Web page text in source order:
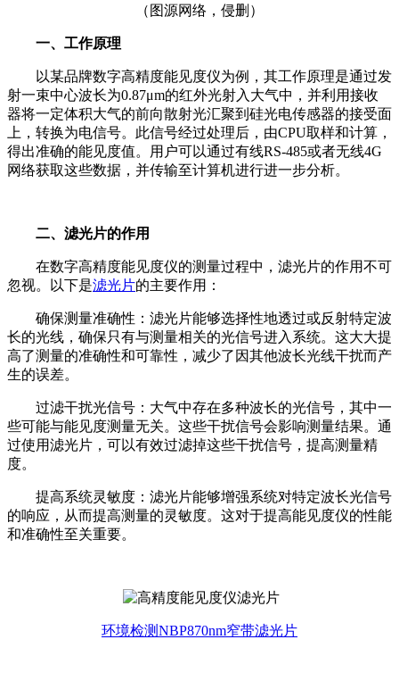
（图源网络，侵删）
一、工作原理
以某品牌数字高精度能见度仪为例，其工作原理是通过发
射一束中心波长为0.87μm的红外光射入大气中，并利用接收
器将一定体积大气的前向散射光汇聚到硅光电传感器的接受面
上，转换为电信号。此信号经过处理后，由CPU取样和计算，
得出准确的能见度值。用户可以通过有线RS-485或者无线4G
网络获取这些数据，并传输至计算机进行进一步分析。
二、滤光片的作用
在数字高精度能见度仪的测量过程中，滤光片的作用不可
忽视。以下是滤光片的主要作用：
确保测量准确性：滤光片能够选择性地透过或反射特定波
长的光线，确保只有与测量相关的光信号进入系统。这大大提
高了测量的准确性和可靠性，减少了因其他波长光线干扰而产
生的误差。
过滤干扰光信号：大气中存在多种波长的光信号，其中一
些可能与能见度测量无关。这些干扰信号会影响测量结果。通
过使用滤光片，可以有效过滤掉这些干扰信号，提高测量精
度。
提高系统灵敏度：滤光片能够增强系统对特定波长光信号
的响应，从而提高测量的灵敏度。这对于提高能见度仪的性能
和准确性至关重要。
环境检测NBP870nm窄带滤光片